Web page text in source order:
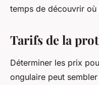
temps de découvrir
Tarifs de la
Déterminer les prix
ongulaire peut